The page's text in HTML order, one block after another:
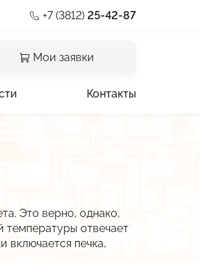
+7 (3812) 25-42-87
Мои заявки
Контакты
Это верно, однако,
температуры отвечает
включается печка,